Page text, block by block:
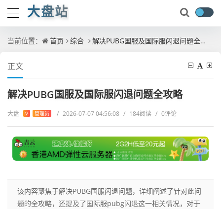
大盘站
当前位置： 首页 综合 解决PUBG国服及国际服闪退问题全攻略
正文
解决PUBG国服及国际服闪退问题全攻略
大盘 V 管理员 / 2026-07-07 04:56:08 / 184阅读 / 0评论
该内容聚焦于解决PUBG国服闪退问题，详细阐述了针对此问
题的全攻略，还提及了国际服pubg闪退这一相关情况，对于